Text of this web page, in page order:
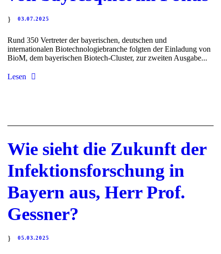
03.07.2025
Rund 350 Vertreter der bayerischen, deutschen und
internationalen Biotechnologiebranche folgten der Einladung von
BioM, dem bayerischen Biotech-Cluster, zur zweiten Ausgabe...
Lesen
Wie sieht die Zukunft der
Infektionsforschung in
Bayern aus, Herr Prof.
Gessner?
05.03.2025